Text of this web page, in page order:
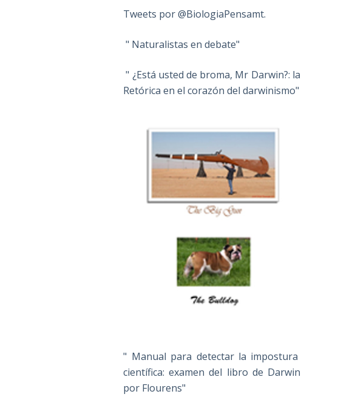
Tweets por @BiologiaPensamt.
" Naturalistas en debate"
" ¿Está usted de broma, Mr Darwin?: la
Retórica en el corazón del darwinismo"
" Manual para detectar la impostura
científica: examen del libro de Darwin
por Flourens"